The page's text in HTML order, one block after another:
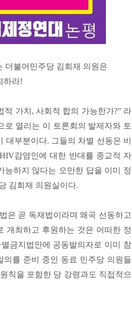
더불어민주당 김회재 의원은
하라!
적 가치, 사회적 합의 가능한가?” 라
로 열리는 이 토론회의 발제자와 토
부분이다. 그들의 차별 선동은 비
감염인에 대한 반대를 종교적 자
능하지 않다는 오만한 답을 이미 정
김회재 의원실이다.
은 곧 독재법이라며 왜곡 선동하고
개최하고 후원하는 것은 어떠한 정
금지법안에 공동발의자로 이미 참
를 준비 중인 동료 민주당 의원들
칙을 포함한 당 강령과도 직접적으